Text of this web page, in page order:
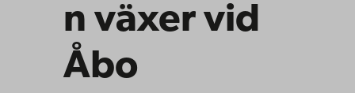
n växer vid
Åbo